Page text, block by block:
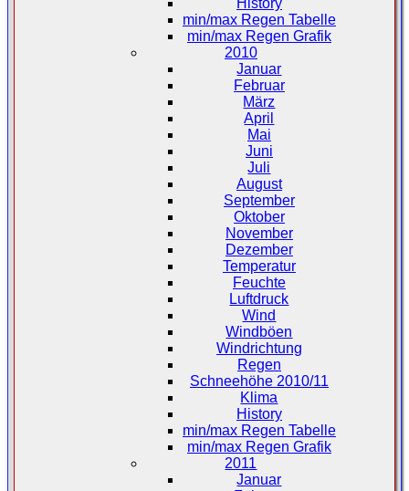
min/max Regen Tabelle
min/max Regen Grafik
2010
Januar
Februar
März
April
Mai
Juni
Juli
August
September
Oktober
November
Dezember
Temperatur
Feuchte
Luftdruck
Wind
Windböen
Windrichtung
Regen
Schneehöhe 2010/11
Klima
History
min/max Regen Tabelle
min/max Regen Grafik
2011
Januar